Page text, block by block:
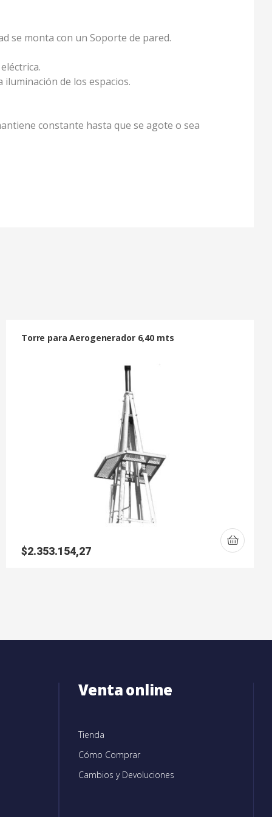
se monta con un Soporte de pared.
de los espacios.
constante hasta que se agote o sea
Torre para Aerogenerador 6,40 mts
$2.353.154,27
Venta online
Tienda
Cómo Comprar
Cambios y Devoluciones